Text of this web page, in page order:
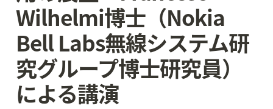
Wilhelmi博士（Nokia
Bell Labs無線システム研
究グループ博士研究員）
による講演